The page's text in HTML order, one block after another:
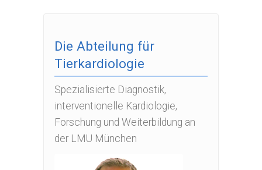
Die Abteilung für
Tierkardiologie
Spezialisierte Diagnostik,
interventionelle Kardiologie,
Forschung und Weiterbildung an
der LMU München